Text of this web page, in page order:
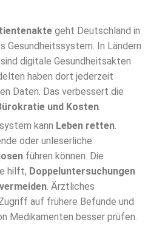
geht Deutschland in
Gesundheitssystem. In Ländern
digitale Gesundheitsakten
haben dort jederzeit
Daten. Das verbessert die
und Kosten
kann Leben retten
oder unleserliche
führen können. Die
hilft, Doppeluntersuchungen
vermeiden . Ärztliches
auf frühere Befunde und
Medikamenten besser prüfen.